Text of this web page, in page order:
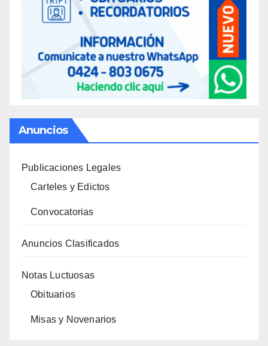
Anuncios
Publicaciones Legales
Carteles y Edictos
Convocatorias
Anuncios Clasificados
Notas Luctuosas
Obituarios
Misas y Novenarios